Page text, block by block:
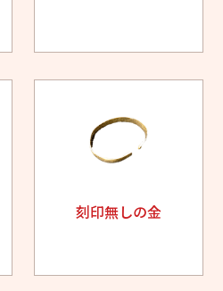
刻印無しの金